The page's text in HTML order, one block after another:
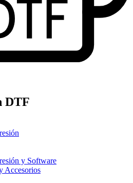
DTF
y Software
Accesorios